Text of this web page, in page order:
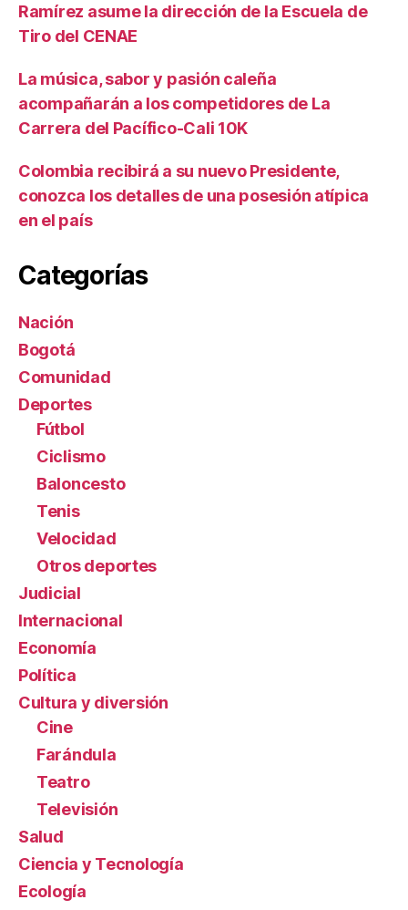
Ramírez asume la dirección de la Escuela de
Tiro del CENAE
La música, sabor y pasión caleña
acompañarán a los competidores de La
Carrera del Pacífico-Cali 10K
Colombia recibirá a su nuevo Presidente,
conozca los detalles de una posesión atípica
en el país
Categorías
Nación
Bogotá
Comunidad
Deportes
Fútbol
Ciclismo
Baloncesto
Tenis
Velocidad
Otros deportes
Judicial
Internacional
Economía
Política
Cultura y diversión
Cine
Farándula
Teatro
Televisión
Salud
Ciencia y Tecnología
Ecología